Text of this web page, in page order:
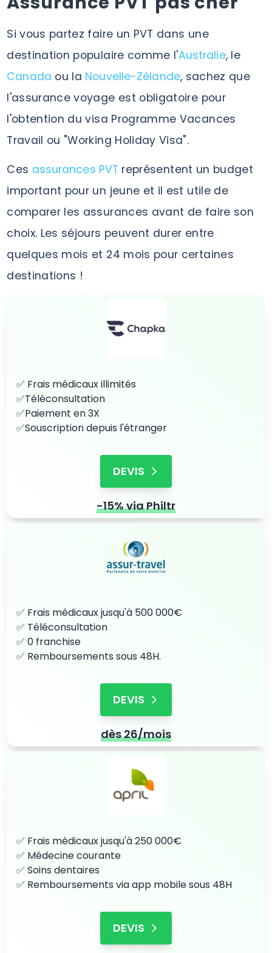
Si vous partez faire un PVT dans une
destination populaire comme l'Australie, le
Canada ou la Nouvelle-Zélande, sachez que
l'assurance voyage est obligatoire pour
l'obtention du visa Programme Vacances
Travail ou "Working Holiday Visa".
Ces assurances PVT représentent un budget
important pour un jeune et il est utile de
comparer les assurances avant de faire son
choix. Les séjours peuvent durer entre
quelques mois et 24 mois pour certaines
destinations !
✅ Frais médicaux illimités
✅Téléconsultation
✅Paiement en 3X
✅Souscription depuis l'étranger
DEVIS
-15% via Philtr
✅ Frais médicaux jusqu'à 500 000€
✅ Téléconsultation
✅ 0 franchise
✅ Remboursements sous 48H.
DEVIS
dès 26/mois
✅ Frais médicaux jusqu'à 250 000€
✅ Médecine courante
✅ Soins dentaires
✅ Remboursements via app mobile sous 48H
DEVIS